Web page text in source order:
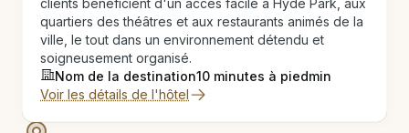
clients bénéficient d'un accès facile à Hyde Park, aux
quartiers des théâtres et aux restaurants animés de la
ville, le tout dans un environnement détendu et
soigneusement organisé.
Nom de la destination10 minutes à piedmin
Voir les détails de l'hôtel